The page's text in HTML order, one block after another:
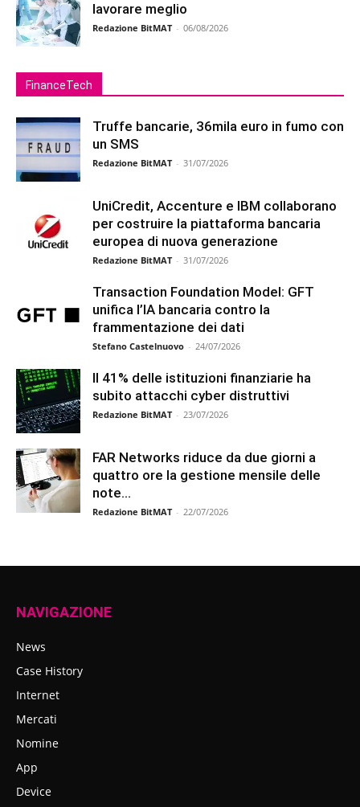
lavorare meglio
Redazione BitMAT - 06/08/2026
FinanceTech
Truffe bancarie, 36mila euro in fumo con
un SMS
Redazione BitMAT - 31/07/2026
UniCredit, Accenture e IBM collaborano
per costruire la piattaforma bancaria
europea di nuova generazione
Redazione BitMAT - 31/07/2026
Transaction Foundation Model: GFT
unifica l’IA bancaria contro la
frammentazione dei dati
Stefano Castelnuovo - 24/07/2026
Il 41% delle istituzioni finanziarie ha
subito attacchi cyber distruttivi
Redazione BitMAT - 23/07/2026
FAR Networks riduce da due giorni a
quattro ore la gestione mensile delle
note...
Redazione BitMAT - 22/07/2026
NAVIGAZIONE
News
Case History
Internet
Mercati
Nomine
App
Device